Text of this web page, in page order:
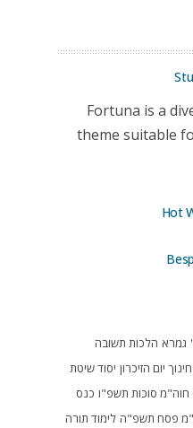
Fortuna is a
theme suitable
Hot
גמרא הלכות תשובה
חינוך יום הזיכרון יסוד שיטת
חוה"מ סוכות תשפ"ו כנס
פסח תשפ"ה לימוד תורה